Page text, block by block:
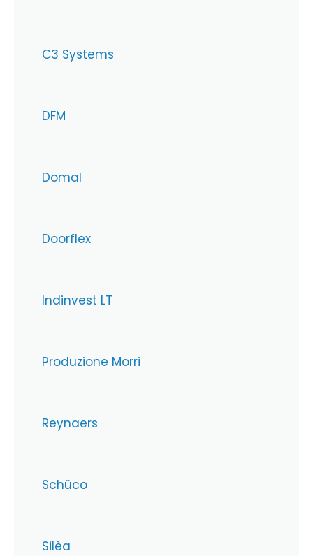
C3 Systems
DFM
Domal
Doorflex
Indinvest LT
Produzione Morri
Reynaers
Schüco
Silèa